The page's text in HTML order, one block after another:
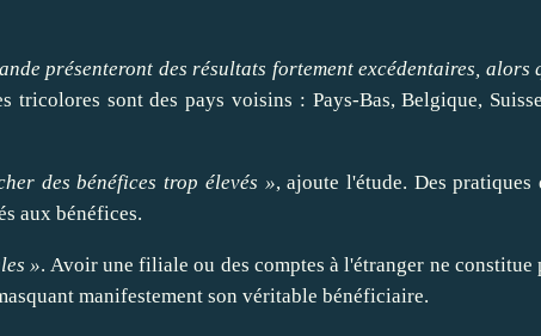
présenteront des résultats fortement excédentaires, alors
tricolores sont des pays voisins : Pays-Bas,Belgique,
des bénéfices trop élevés », ajoute l'étude. Des pratiques
aux bénéfices.
». Avoirune filiale ou des comptes à l'étranger ne constitue
manifestement son véritable bénéficiaire.